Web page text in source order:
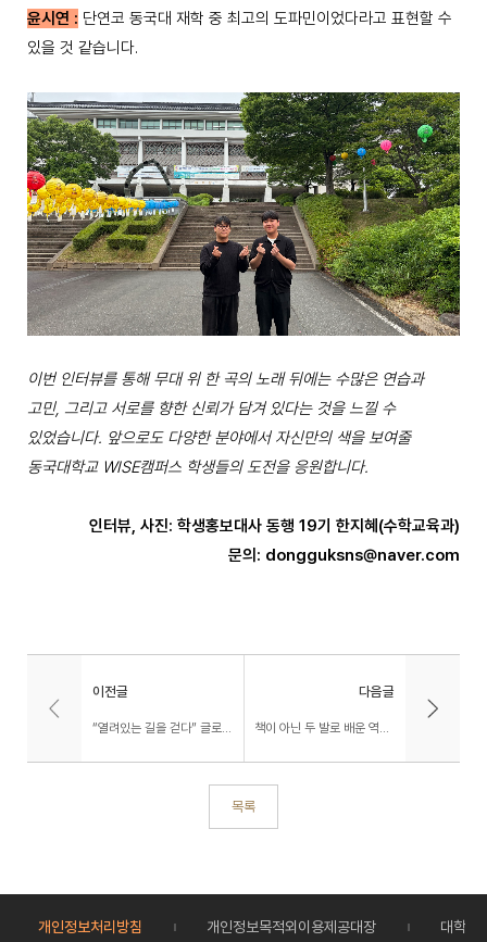
윤시연 : 단연코 동국대 재학 중 최고의 도파민이었다라고 표현할 수
있을 것 같습니다.
이번 인터뷰를 통해 무대 위 한 곡의 노래 뒤에는 수많은 연습과
고민, 그리고 서로를 향한 신뢰가 담겨 있다는 것을 느낄 수
있었습니다. 앞으로도 다양한 분야에서 자신만의 색을 보여줄
동국대학교 WISE캠퍼스 학생들의 도전을 응원합니다.
인터뷰, 사진: 학생홍보대사 동행 19기 한지혜(수학교육과)
문의: dongguksns@naver.com
이전글 다음글
목록
개인정보처리방침 개인정보목적외이용제공대장 대학정